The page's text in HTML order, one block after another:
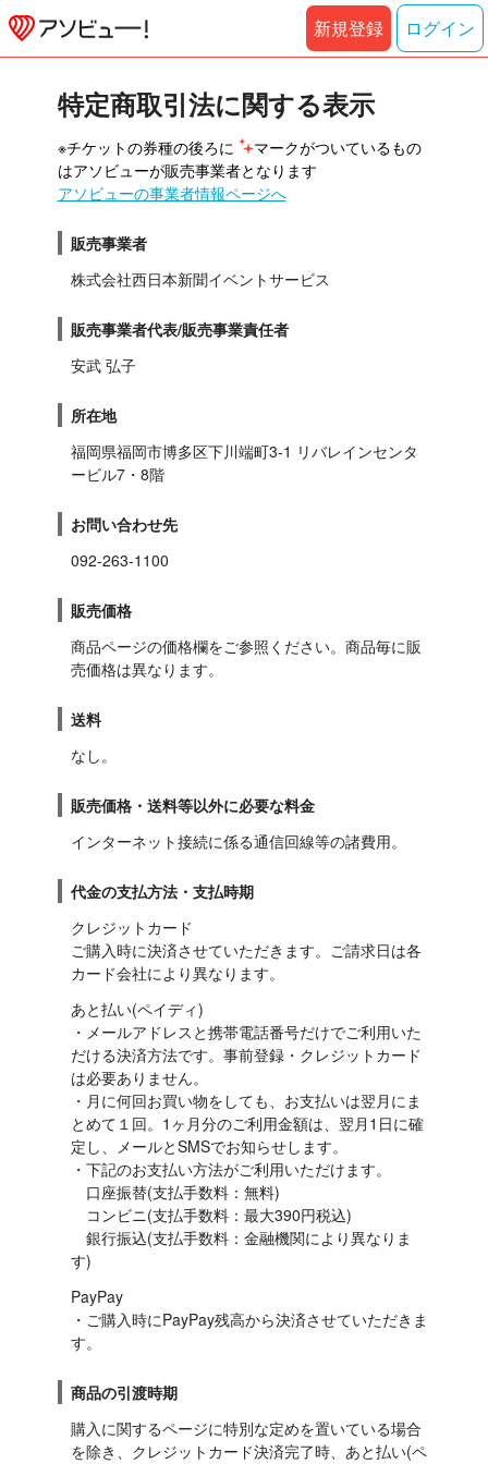
新規登録 ログイン
特定商取引法に関する表示
※チケットの券種の後ろに
マークがついているもの
はアソビューが販売事業者となります
アソビューの事業者情報ページへ
販売事業者
株式会社西日本新聞イベントサービス
販売事業者代表/販売事業責任者
安武 弘子
所在地
福岡県福岡市博多区下川端町3-1 リバレインセンタ
ービル7・8階
お問い合わせ先
092-263-1100
販売価格
商品ページの価格欄をご参照ください。商品毎に販
売価格は異なります。
送料
なし。
販売価格・送料等以外に必要な料金
インターネット接続に係る通信回線等の諸費用。
代金の支払方法・支払時期
クレジットカード
ご購入時に決済させていただきます。ご請求日は各
カード会社により異なります。
あと払い(ペイディ)
・メールアドレスと携帯電話番号だけでご利用いた
だける決済方法です。事前登録・クレジットカード
は必要ありません。
・月に何回お買い物をしても、お支払いは翌月にま
とめて１回。1ヶ月分のご利用金額は、翌月1日に確
定し、メールとSMSでお知らせします。
・下記のお支払い方法がご利用いただけます。
口座振替(支払手数料：無料)
コンビニ(支払手数料：最大390円税込)
銀行振込(支払手数料：金融機関により異なりま
す)
PayPay
・ご購入時にPayPay残高から決済させていただきま
す。
商品の引渡時期
購入に関するページに特別な定めを置いている場合
を除き、クレジットカード決済完了時、あと払い(ペ